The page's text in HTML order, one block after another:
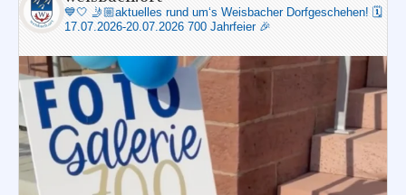
💙🤍 🤳🏼aktuelles rund um‘s Weisbacher Dorfgeschehen! 🗓️
17.07.2026-20.07.2026 700 Jahrfeier 🎉